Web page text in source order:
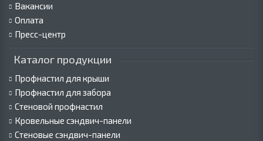
Вакансии
Оплата
Пресс-центр
Каталог продукции
Профнастил для крыши
Профнастил для забора
Стеновой профнастил
Кровельные сэндвич-панели
Стеновые сэндвич-панели